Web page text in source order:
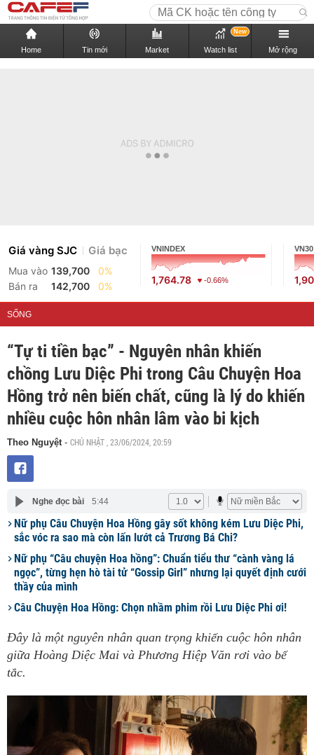
Home Tin mới Market Watch list
New
Mở rộng
Giá vàng SJC Giá bạc
Mua vào 139,700
0%
Bán ra
142,700 0%
VNINDEX
1,764.78 -0.66%
VN30
SỐNG
“Tự ti tiền bạc” - Nguyên nhân khiến
chồng Lưu Diệc Phi trong Câu Chuyện Hoa
Hồng trở nên biến chất, cũng là lý do khiến
nhiều cuộc hôn nhân lâm vào bi kịch
Theo Nguyệt- CHỦ NHẬT , 23/06/2024, 20:59
Nghe đọc bài 5:44
Nữ phụ Câu Chuyện Hoa Hồng gây sốt không kém Lưu Diệc Phi,
sắc vóc ra sao mà còn lấn lướt cả Trương Bá Chi?
Nữ phụ “Câu chuyện Hoa hồng”: Chuẩn tiểu thư “cành vàng lá
ngọc”, từng hẹn hò tài tử “Gossip Girl” nhưng lại quyết định cưới
thầy của mình
Câu Chuyện Hoa Hồng: Chọn nhầm phim rồi Lưu Diệc Phi ơi!
Đây là một nguyên nhân quan trọng khiến cuộc hôn nhân
giữa Hoàng Diệc Mai và Phương Hiệp Văn rơi vào bế
tắc.